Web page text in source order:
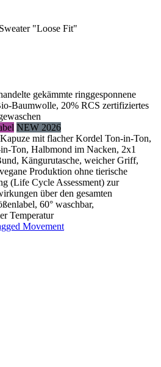
"Loose Fit"
gekämmte ringgesponnene
Baumwolle, 20% RCS zertifiziertes
NEW 2026
mit flacher Kordel Ton-in-Ton,
Ton, Halbmond im Nacken, 2x1
Kängurutasche, weicher Griff,
Produktion ohne tierische
(Life Cycle Assessment) zur
über den gesamten
60° waschbar,
Temperatur
Movement